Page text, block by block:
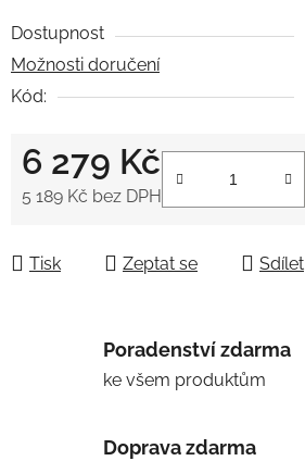
Dostupnost
Možnosti doručení
Kód:
6 279 Kč
5 189 Kč bez DPH
Tisk Zeptat se Sdílet
Poradenství zdarma
ke všem produktům
Doprava zdarma